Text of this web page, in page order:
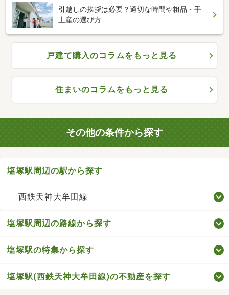
引越しの挨拶は必要？適切な時間や粗品・手
土産の選び方
戸建て購入のコラムをもっと見る
住まいのコラムをもっと見る
その他の条件から探す
塩塚駅周辺の駅から探す
西鉄天神大牟田線
塩塚駅周辺の路線から探す
塩塚駅の特集から探す
塩塚駅(西鉄天神大牟田線)の不動産を探す